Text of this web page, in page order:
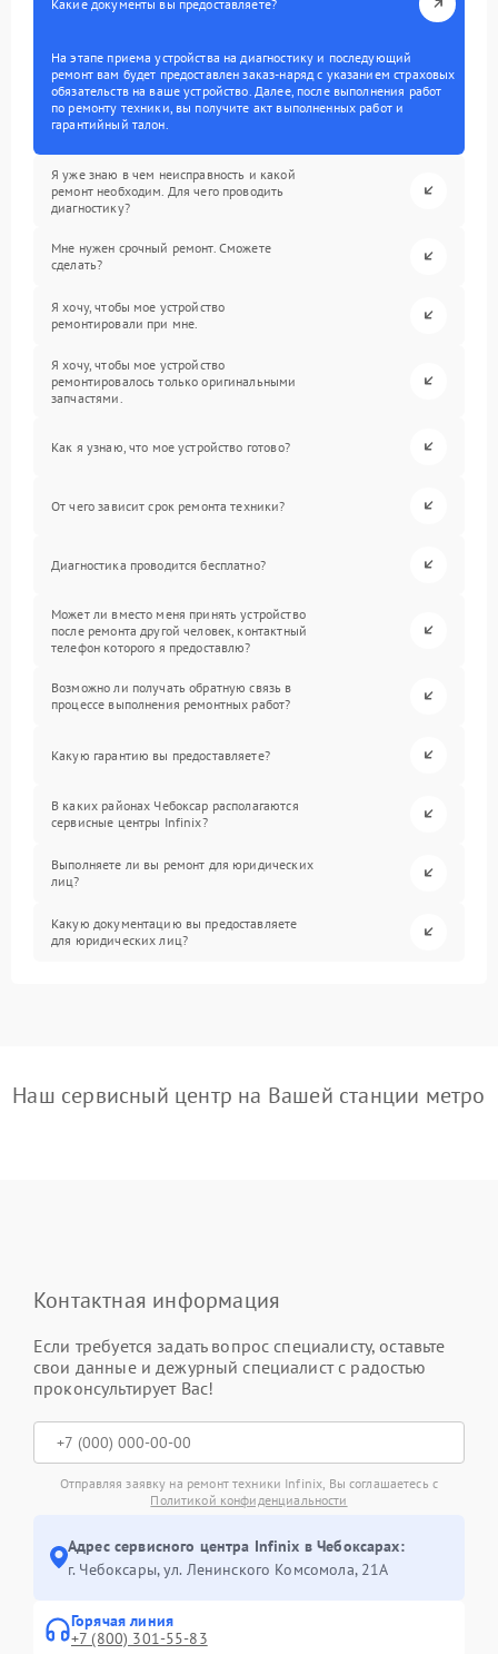
Какие документы вы предоставляете?
На этапе приема устройства на диагностику и последующий
ремонт вам будет предоставлен заказ-наряд с указанием страховых
обязательств на ваше устройство. Далее, после выполнения работ
по ремонту техники, вы получите акт выполненных работ и
гарантийный талон.
Я уже знаю в чем неисправность и какой
ремонт необходим. Для чего проводить
диагностику?
Мне нужен срочный ремонт. Сможете
сделать?
Я хочу, чтобы мое устройство
ремонтировали при мне.
Я хочу, чтобы мое устройство
ремонтировалось только оригинальными
запчастями.
Как я узнаю, что мое устройство готово?
От чего зависит срок ремонта техники?
Диагностика проводится бесплатно?
Может ли вместо меня принять устройство
после ремонта другой человек, контактный
телефон которого я предоставлю?
Возможно ли получать обратную связь в
процессе выполнения ремонтных работ?
Какую гарантию вы предоставляете?
В каких районах Чебоксар располагаются
сервисные центры Infinix?
Выполняете ли вы ремонт для юридических
лиц?
Какую документацию вы предоставляете
для юридических лиц?
Наш сервисный центр на Вашей станции метро
Контактная информация
Если требуется задать вопрос специалисту, оставьте
свои данные и дежурный специалист с радостью
проконсультирует Вас!
Отправляя заявку на ремонт техники Infinix, Вы соглашаетесь с
Политикой конфиденциальности
Адрес сервисного центра Infinix в Чебоксарах:
г. Чебоксары, ул. Ленинского Комсомола, 21А
Горячая линия
+7 (800) 301-55-83